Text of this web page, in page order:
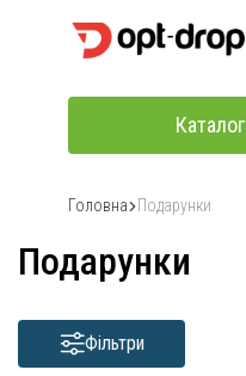
Каталог
Головна Подарунки
Подарунки
Фільтри